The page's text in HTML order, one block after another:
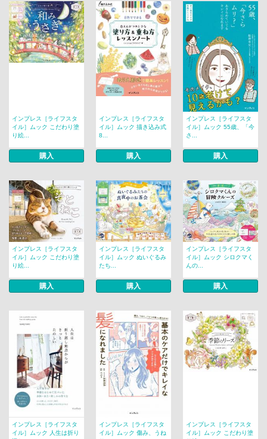
インプレス［ライフスタ
イル］ムック こだわり塗
り絵...
購入
インプレス［ライフスタ
イル］ムック 描き込み式
8...
購入
インプレス［ライフスタ
イル］ムック 55歳、「今
さ...
購入
インプレス［ライフスタ
イル］ムック こだわり塗
り絵...
購入
インプレス［ライフスタ
イル］ムック ぬいぐるみ
たち...
購入
インプレス［ライフスタ
イル］ムック シロクマく
んの...
購入
インプレス［ライフスタ
イル］ムック 人生は折り
インプレス［ライフスタ
イル］ムック 傷み、うね
インプレス［ライフスタ
イル］ムック こだわり塗